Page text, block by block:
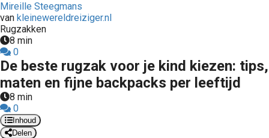
Mireille Steegmans
van kleinewereldreiziger.nl
Rugzakken
8 min
0
De beste rugzak voor je kind kiezen: tips,
maten en fijne backpacks per leeftijd
8 min
0
Inhoud
Delen